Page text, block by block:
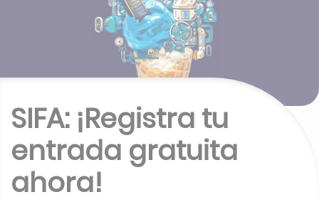
SIFA: ¡Registra tu
entrada gratuita
ahora!